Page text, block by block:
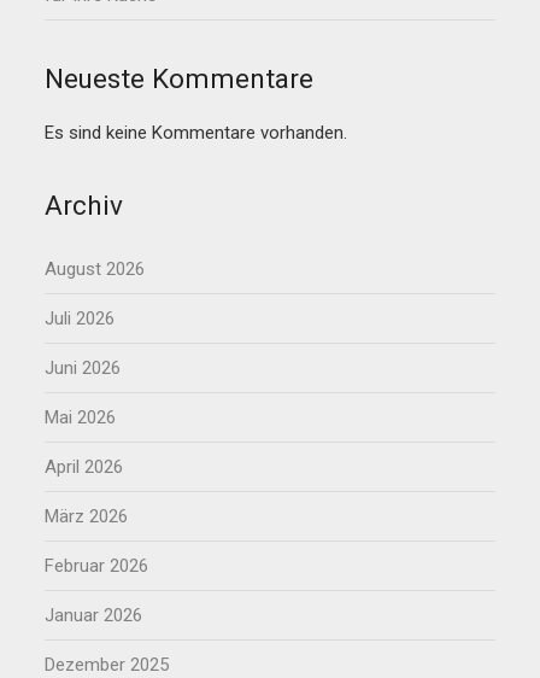
Neueste Kommentare
Es sind keine Kommentare vorhanden.
Archiv
August 2026
Juli 2026
Juni 2026
Mai 2026
April 2026
März 2026
Februar 2026
Januar 2026
Dezember 2025